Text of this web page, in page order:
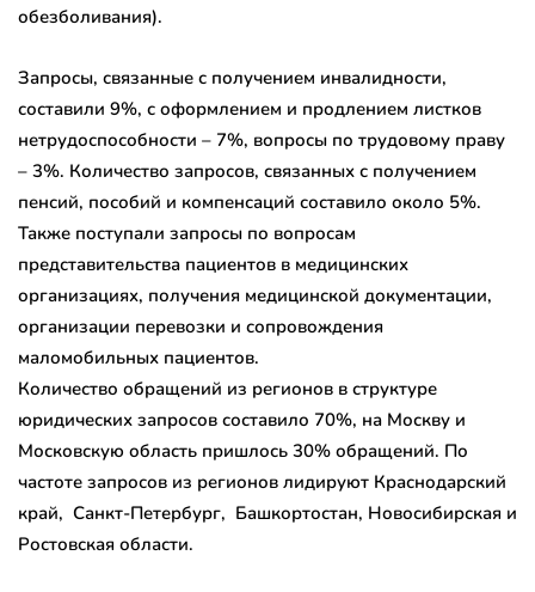
обезболивания).
Запросы, связанные с получением инвалидности,
составили 9%, с оформлением и продлением листков
нетрудоспособности – 7%, вопросы по трудовому праву
– 3%. Количество запросов, связанных с получением
пенсий, пособий и компенсаций составило около 5%.
Также поступали запросы по вопросам
представительства пациентов в медицинских
организациях, получения медицинской документации,
организации перевозки и сопровождения
маломобильных пациентов.
Количество обращений из регионов в структуре
юридических запросов составило 70%, на Москву и
Московскую область пришлось 30% обращений. По
частоте запросов из регионов лидируют Краснодарский
край, Санкт-Петербург, Башкортостан, Новосибирская и
Ростовская области.